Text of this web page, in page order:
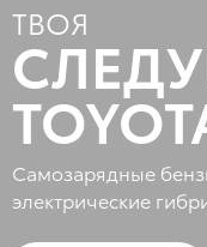
ТВОЯ
Самозарядные
электрические